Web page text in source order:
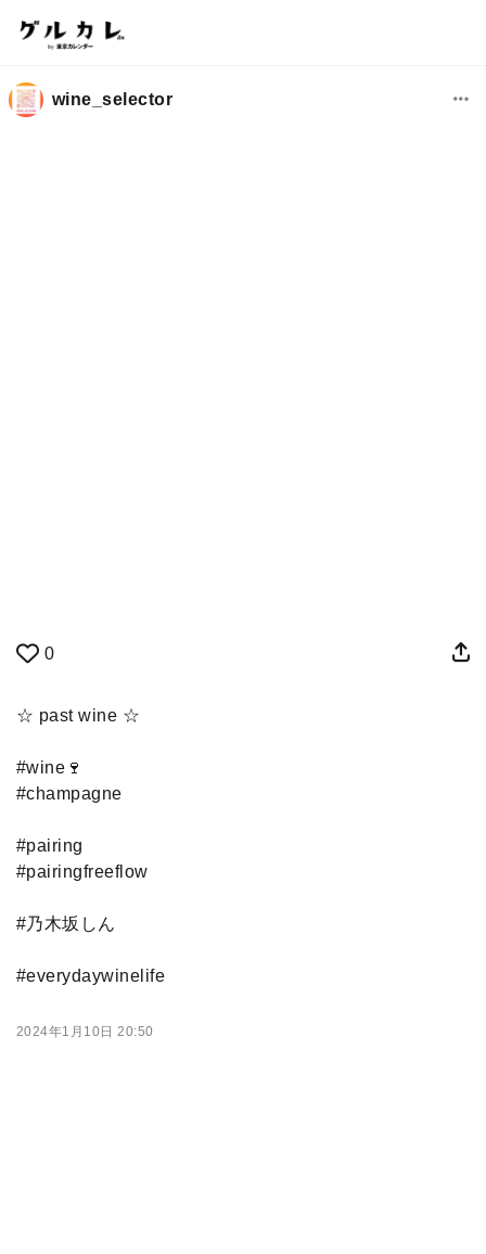
wine_selector
0
☆ past wine ☆
#wine🍷
#champagne
#pairing
#pairingfreeflow
#乃木坂しん
#everydaywinelife
2024年1月10日 20:50